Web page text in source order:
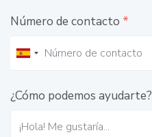
Número de contacto *
¿Cómo podemos ayudarte?